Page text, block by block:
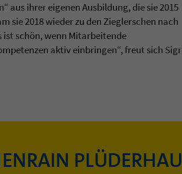
aus ihrer eigenen Ausbildung, die sie 2015
sie 2018 wieder zu den Zieglerschen nach
ist schön, wenn Mitarbeitende
aktiv einbringen“, freut sich